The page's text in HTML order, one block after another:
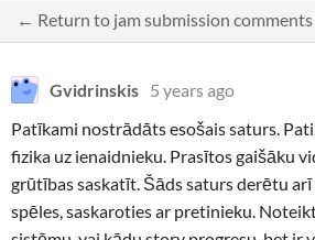
← Return to jam submission comments
Gvidrinskis 5 years ago
Patīkami nostrādāts esošais saturs.
fizika uz ienaidnieku. Prasītos gaišāku
grūtības saskatīt. Šāds saturs derētu
spēles, saskaroties ar pretinieku.